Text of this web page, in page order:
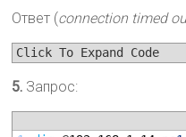
Ответ (connection timed
Click To Expand Code
5. Запрос: